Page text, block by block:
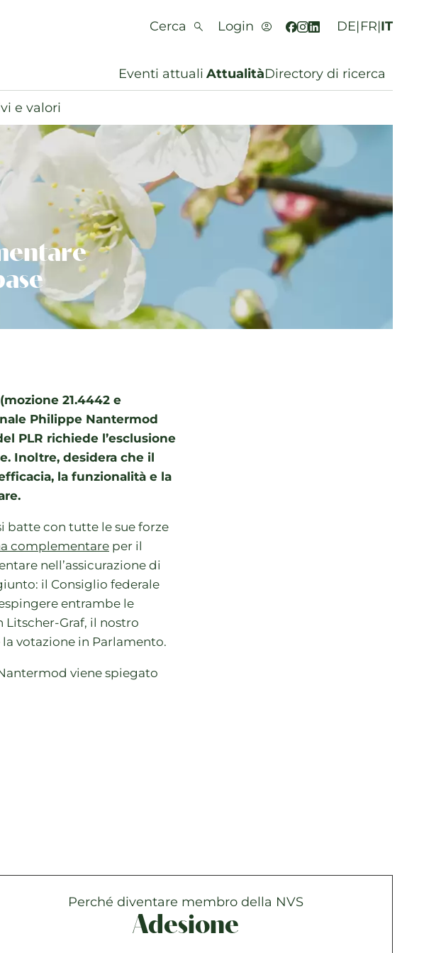
Cerca Login DE|FR|IT
Eventi attuali AttualitàDirectory di ricerca
e valori
21.4442 e
Philippe Nantermod
PLR richiede l’esclusione
Inoltre, desidera che il
la funzionalità e la
batte con tutte le sue forze
complementare per il
nell’assicurazione di
il Consiglio federale
entrambe le
Litscher-Graf, il nostro
votazione in Parlamento.
viene spiegato
Perché diventare membro della NVS
Adesione